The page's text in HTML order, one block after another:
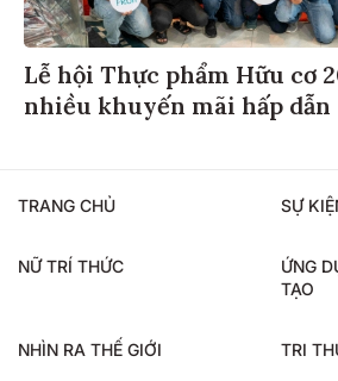
Lễ hội Thực phẩm Hữu cơ
nhiều khuyến mãi hấp dẫn
TRANG CHỦ SỰ
NỮ TRÍ THỨC
ỨNG
TẠO
NHÌN RA THẾ GIỚI TRI